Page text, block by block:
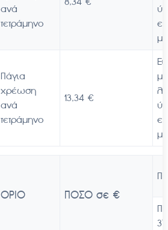
ανά
τετράμηνο
Πάγια
χρέωση
ανά
τετράμηνο
13,34 €
ΟΡΙΟ
ΠΟΣΟ σε €